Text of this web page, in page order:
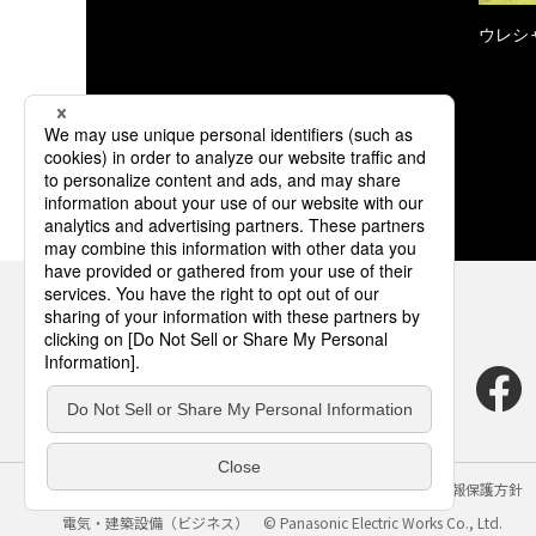
ウレシ
サイトのご利用にあたって クッキーポリシー
個人情報保護方針
電気・建築設備（ビジネス）
© Panasonic Electric Works Co., Ltd.